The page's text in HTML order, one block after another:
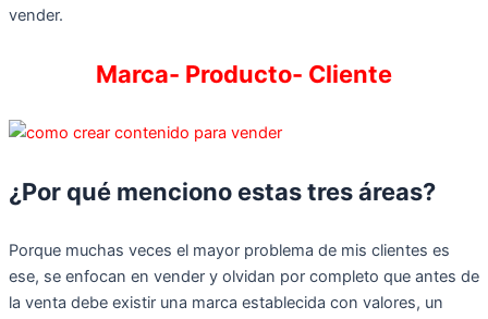
vender.
Marca- Producto- Cliente
¿Por qué menciono estas tres áreas?
Porque muchas veces el mayor problema de mis clientes es
ese, se enfocan en vender y olvidan por completo que antes de
la venta debe existir una marca establecida con valores, un